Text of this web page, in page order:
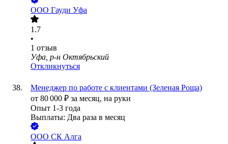
ООО Гауди Уфа
1.7
•
1 отзыв
Уфа, р-н Октябрьский
Откликнуться
Менеджер по работе с клиентами (Зеленая Роща)
от 80 000 ₽ за месяц, на руки
Опыт 1-3 года
Выплаты: Два раза в месяц
ООО СК Алга